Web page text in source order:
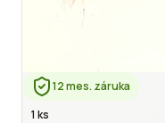
12 mes. záruka
1 ks